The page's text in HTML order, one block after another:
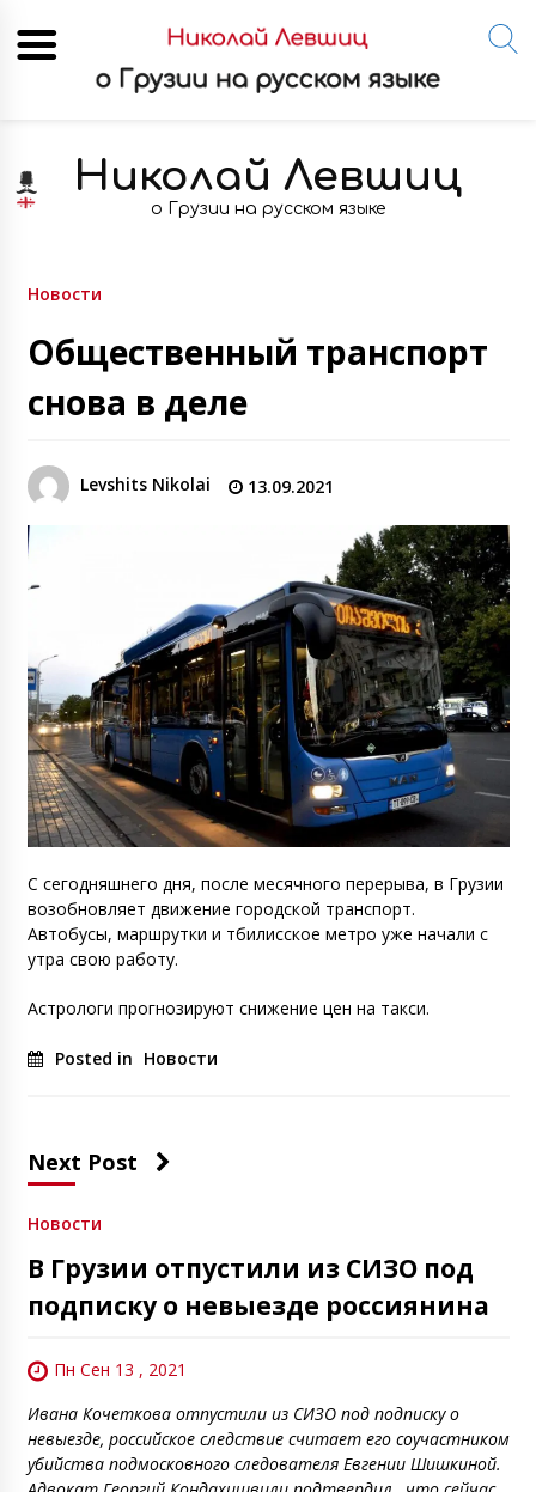
content
Николай Левшиц
о Грузии на русском языке
Новости
Общественный транспорт
снова в деле
Levshits Nikolai 13.09.2021
С сегодняшнего дня, после месячного перерыва, в Грузии
возобновляет движение городской транспорт.
Автобусы, маршрутки и тбилисское метро уже начали с
утра свою работу.
Астрологи прогнозируют снижение цен на такси.
Posted in Новости
Next Post
Новости
В Грузии отпустили из СИЗО под
подписку о невыезде россиянина
Пн Сен 13 , 2021
Ивана Кочеткова отпустили из СИЗО под подписку о
невыезде, российское следствие считает его соучастником
убийства подмосковного следователя Евгении Шишкиной.